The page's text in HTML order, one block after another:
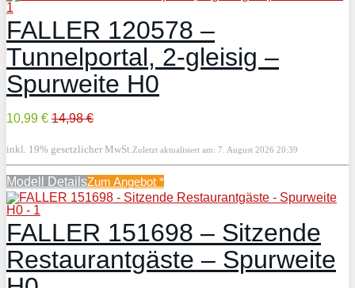
FALLER 120578 –
Tunnelportal, 2-gleisig –
Spurweite H0
10,99 € 14,98 €
inkl. 19% gesetzlicher MwSt.Zuletzt aktualisiert am: 7. August 2026 20:39
Modell DetailsZum Angebot *
FALLER 151698 – Sitzende
Restaurantgäste – Spurweite